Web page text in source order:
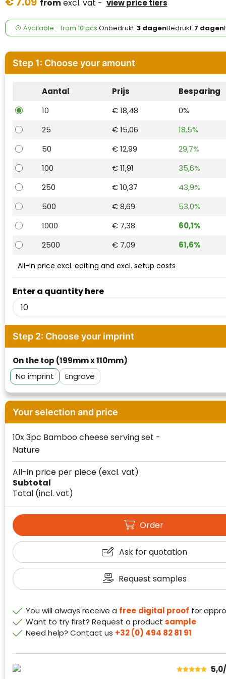
Fresh 'n Rebel
GolfOriginals
James Harvest
Kingcap
MyKit
Ocean Bottle
Parker
fromexcl. vat - view price tiers
Available - from 10 pcs.Onbedrukt:3 dagenBedrukt: 7 dagen
Step 1: Choose your amount
Aantal Prijs
Besparing
10
€ 18,48
0%
25
€ 15,06
18,5%
50
€ 12,99
29,7%
100
€ 11,91
35,6%
250
€ 10,37
43,9%
500
€ 8,69
53,0%
1000
€ 7,38
60,1%
2500
€ 7,09 61,6%
Enter a quantity here
All-in price excl. editing and excl. setup costs
Step 2: Choose your imprint
On the top (199mm x 110mm)
No imprint
Engrave
Your selection and price
10x 3pc Bamboo cheese serving set -
Nature
Subtotal
Total (incl. vat)
All-in price per piece (excl. vat)
Order
Ask for quotation
Request samples
You will always receive a free digital proof for
Want to try first? Request a product sample
Need help? Contact us +32 (0) 494 82 81 91
Klantenbeoordelingen laten zien hoe een
website in het algemeen aan de behoeften
van klanten voldoet.
Trustindex werkt samen met 137
beoordelingsplatforms om
websitebezoekers toegang te geven tot
echte, geverifieerde beoordelingen op één
plaats.
Alleen beoordelingen die voldoen aan de
richtlijnen van Trustindex en waarvan
bewezen is dat ze spamvrij zijn worden door
de verschillende platforms geaccepteerd en
Trustindex meet voortdurend de
klanttevredenheid op basis van
ondervraagde klanten meldde een
probleem.
Trustindex heeft de contactgegevens van de